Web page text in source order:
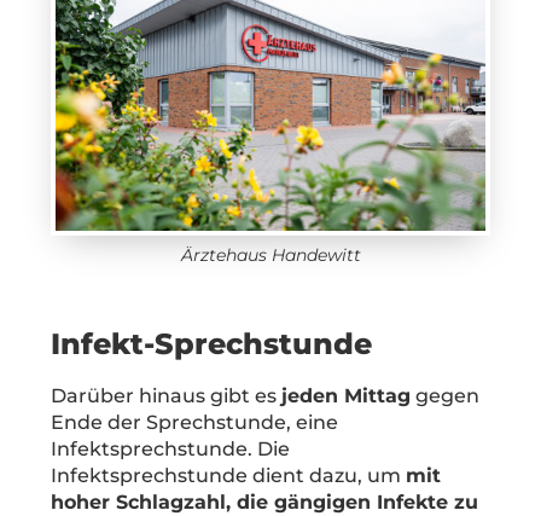
Ärztehaus Handewitt
Infekt-Sprechstunde
Darüber hinaus gibt es jeden Mittag gegen
Ende der Sprechstunde, eine
Infektsprechstunde. Die
Infektsprechstunde dient dazu, um mit
hoher Schlagzahl, die gängigen Infekte zu